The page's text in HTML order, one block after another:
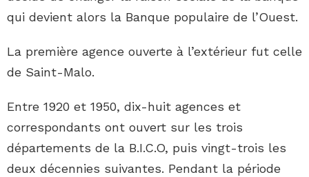
qui devient alors la Banque populaire de l’Ouest.
La première agence ouverte à l’extérieur fut celle
de Saint-Malo.
Entre 1920 et 1950, dix-huit agences et
correspondants ont ouvert sur les trois
départements de la B.I.C.O, puis vingt-trois les
deux décennies suivantes. Pendant la période